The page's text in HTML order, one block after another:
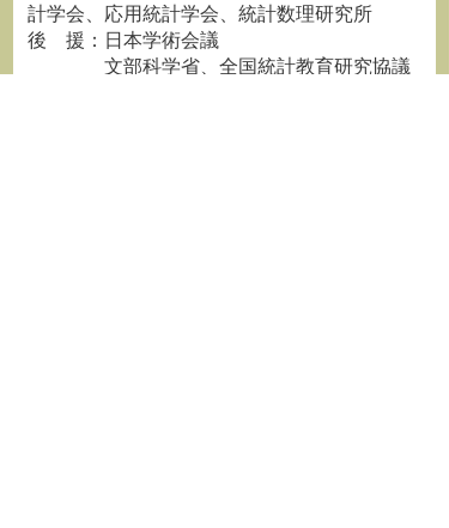
計学会、応用統計学会、統計数理研究所
後 援：日本学術会議
文部科学省、全国統計教育研究協議